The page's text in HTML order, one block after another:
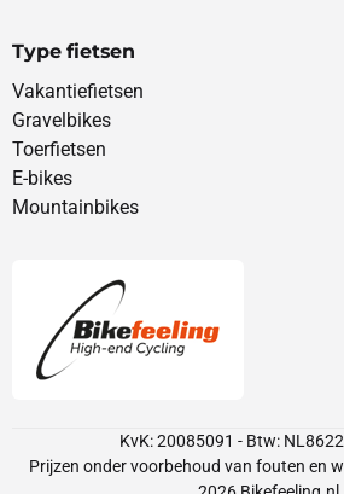
Type fietsen
Vakantiefietsen
Gravelbikes
Toerfietsen
E-bikes
Mountainbikes
KvK: 20085091 - Btw:
Prijzen onder voorbehoud van fouten en